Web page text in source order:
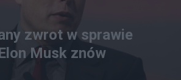
zwrot w sprawie
Musk znów